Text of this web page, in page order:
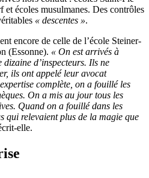
écoles musulmanes. Des contrôles
« descentes ».
encore de celle de l’école Steiner-
(Essonne). « On est arrivés à
d’inspecteurs. Ils ne
ils ont appelé leur avocat
complète, on a fouillé les
On a mis au jour tous les
Quand on a fouillé dans les
qui relevaient plus de la magie que
elle.